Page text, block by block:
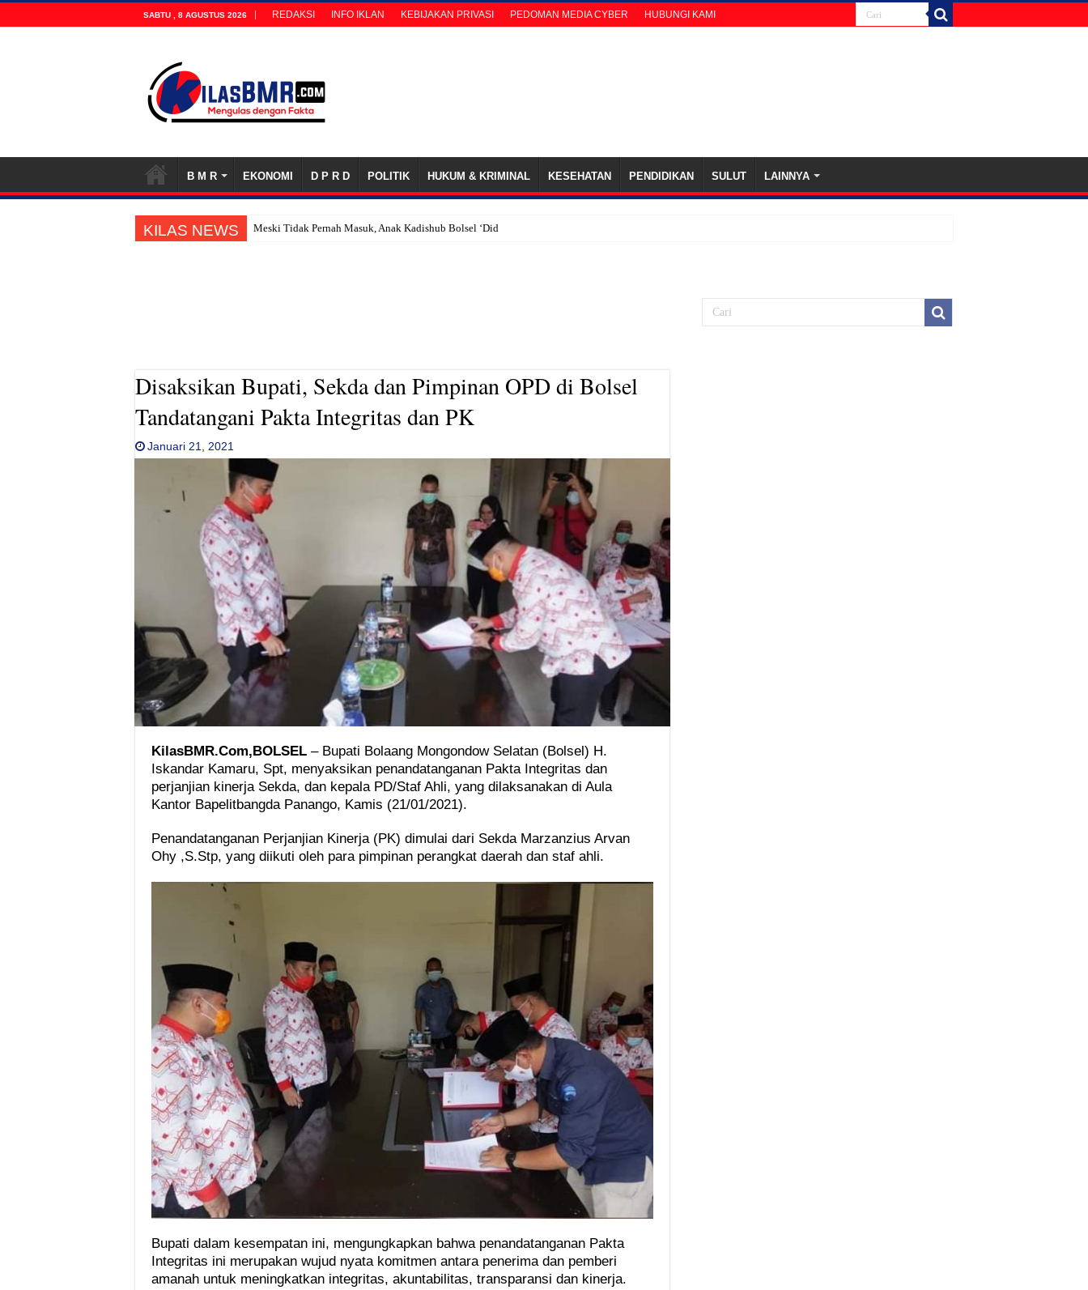
SABTU , 8 AGUSTUS 2026 REDAKSI INFO IKLAN KEBIJAKAN PRIVASI PEDOMAN MEDIA CYBER HUBUNGI KAMI
B M R EKONOMI D P R D POLITIK HUKUM & KRIMINAL KESEHATAN PENDIDIKAN SULUT LAINNYA
KILAS NEWS Meski Tidak Pernah Masuk, Anak Kadishub Bolsel ‘Diduga’ Tetap Terima Gaji Hon
Disaksikan Bupati, Sekda dan Pimpinan OPD di Bolsel
Tandatangani Pakta Integritas dan PK
Januari 21, 2021
KilasBMR.Com,BOLSEL – Bupati Bolaang Mongondow Selatan (Bolsel) H.
Iskandar Kamaru, Spt, menyaksikan penandatanganan Pakta Integritas dan
perjanjian kinerja Sekda, dan kepala PD/Staf Ahli, yang dilaksanakan di Aula
Kantor Bapelitbangda Panango, Kamis (21/01/2021).
Penandatanganan Perjanjian Kinerja (PK) dimulai dari Sekda Marzanzius Arvan
Ohy ,S.Stp, yang diikuti oleh para pimpinan perangkat daerah dan staf ahli.
Bupati dalam kesempatan ini, mengungkapkan bahwa penandatanganan Pakta
Integritas ini merupakan wujud nyata komitmen antara penerima dan pemberi
amanah untuk meningkatkan integritas, akuntabilitas, transparansi dan kinerja.